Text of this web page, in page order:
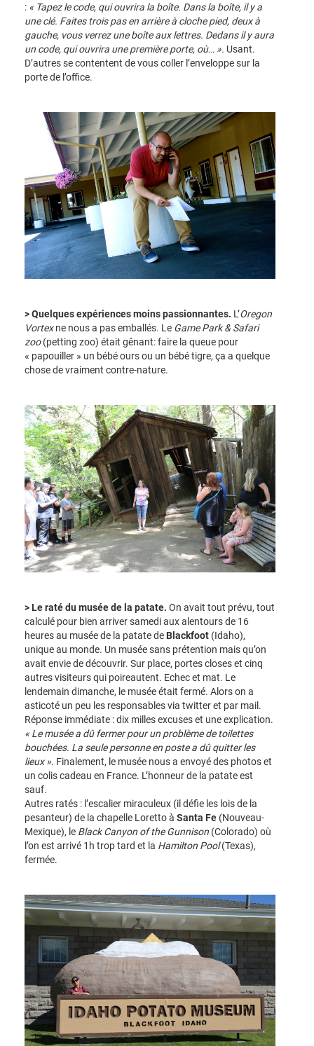
: « Tapez le code, qui ouvrira la boîte. Dans la boîte, il y a
une clé. Faites trois pas en arrière à cloche pied, deux à
gauche, vous verrez une boîte aux lettres. Dedans il y aura
un code, qui ouvrira une première porte, où… ». Usant.
D’autres se contentent de vous coller l’enveloppe sur la
porte de l’office.
> Quelques expériences moins passionnantes. L’Oregon
Vortexne nous a pas emballés. Le Game Park & Safari
zoo(petting zoo) était gênant: faire la queue pour
« papouiller » un bébé ours ou un bébé tigre, ça a quelque
chose de vraiment contre-nature.
> Le raté du musée de la patate. On avait tout prévu, tout
calculé pour bien arriver samedi aux alentours de 16
heures au musée de la patate de Blackfoot (Idaho),
unique au monde. Un musée sans prétention mais qu’on
avait envie de découvrir. Sur place, portes closes et cinq
autres visiteurs qui poireautent. Echec et mat. Le
lendemain dimanche, le musée était fermé. Alors on a
asticoté un peu les responsables via twitter et par mail.
Réponse immédiate : dix milles excuses et une explication.
« Le musée a dû fermer pour un problème de toilettes
bouchées. La seule personne en poste a dû quitter les
lieux ». Finalement, le musée nous a envoyé des photos et
un colis cadeau en France. L’honneur de la patate est
sauf.
Autres ratés : l’escalier miraculeux (il défie les lois de la
pesanteur) de la chapelle Loretto à Santa Fe (Nouveau-
Mexique), le Black Canyon of the Gunnison (Colorado) où
l’on est arrivé 1h trop tard et la Hamilton Pool(Texas),
fermée.